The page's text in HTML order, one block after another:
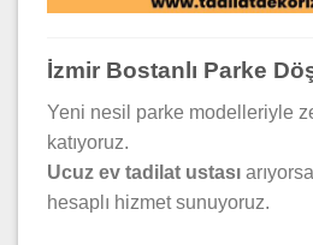
İzmir Bostanlı Parke
Yeni nesil parke modelleriyle
katıyoruz.
Ucuz ev tadilat ustası
hesaplı hizmet sunuyoruz.